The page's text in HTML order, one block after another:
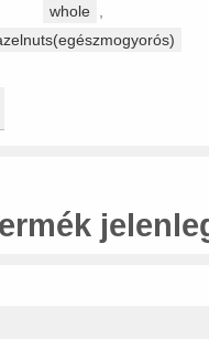
whole